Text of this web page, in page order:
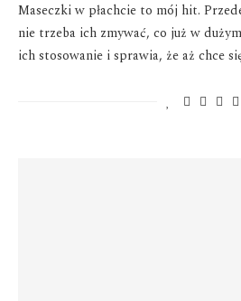
Maseczki w płachcie to mój hit.
nie trzeba ich zmywać, co już w
ich stosowanie i sprawia, że aż chce